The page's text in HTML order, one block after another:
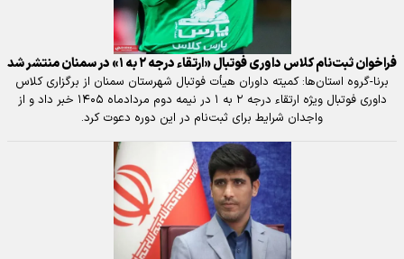
فراخوان ثبت‌نام کلاس داوری فوتبال «ارتقاء درجه ۲ به ۱» در سمنان منتشر شد
برنا-گروه استان‌ها: کمیته داوران هیأت فوتبال شهرستان سمنان از برگزاری کلاس
داوری فوتبال ویژه ارتقاء درجه ۲ به ۱ در نیمه دوم مردادماه ۱۴۰۵ خبر داد و از
واجدان شرایط برای ثبت‌نام در این دوره دعوت کرد.